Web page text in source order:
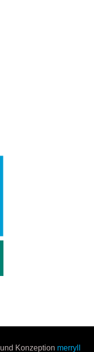
und Konzeption merryll